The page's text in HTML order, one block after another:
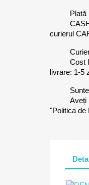
Plată
curierul
Cost
livrare: 1-5
Aveți
"Politica de